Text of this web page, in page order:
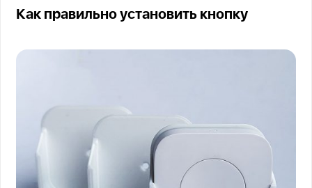
Как правильно установить кнопку